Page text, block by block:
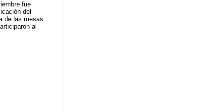
fue
del
de las mesas
al